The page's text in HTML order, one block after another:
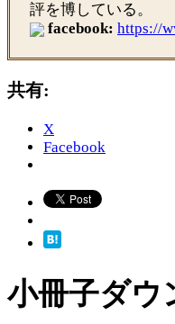
評を博している。
facebook: https://
共有:
X
Facebook
小冊子ダウ